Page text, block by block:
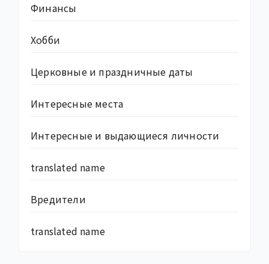
Финансы
Хобби
Церковные и праздничные даты
Интересные места
Интересные и выдающиеся личности
translated name
Вредители
translated name